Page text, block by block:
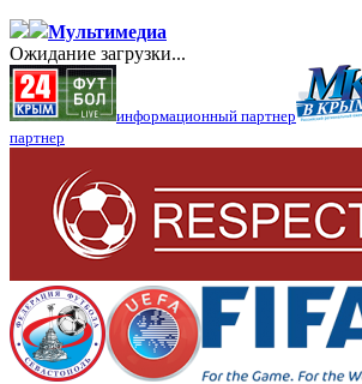
Мультимедиа
Ожидание загрузки...
информационный партнер
партнер